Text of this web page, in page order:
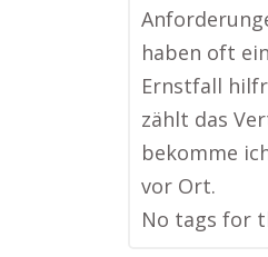
haben oft
Ernstfall
zählt das
bekomme
vor Ort.
No tags for